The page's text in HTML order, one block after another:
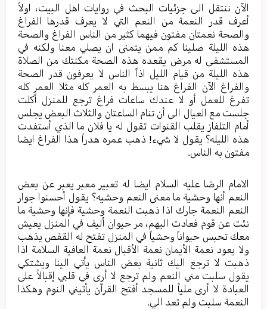
الآن ننتقل الى جزئيات البحث في روايات اهل البيت، اولاً
أعرف قدر النعمة من النعم التي لا يعرف قدرها الفراغ
والصحة نعمتان مفتون فيهما كثير من الناس الفراغ والصحة
هذه الليلة صلينا كم ممن يتمنى ان يصلي معنا ولكنه في
المستشفى له مرض يقعده هذه الصحة مكنتك من الصلاة
هذه الليلة من قيام الليل اذاً الناس لا يعرفون قدر الصحة
والفراغ الآن الفراغ هنا يبسط به العمر كله مثلا العمر كله
تفرغ للعمل أو لا عندك ساعات فراغ ترجع للمنزل أكلت
جلست مع العيال الى أن تنام الساعتان والثلاث البعض يجلس
أمام التلفاز يقلب القنوات تقول له يا فلان ما الذي أستفدت
هذه الليله؟ يقول لا شيء! ذهب عمره هدراً هذا الفراغ ايضا
مفتون به الناس.
الامام الرضا عليه السلام ايضا له تعبير معبر يعبر عن بعض
النعم أنها وحشية ما معنى النعم وحشيه؟ يقول أحسنوا جوار
النعم النعمة جارك اذا ذهبت النعمة وحشية فإنها وحشية ما
نئت عن قوم فعادت اليهم، مر حيوان أليف في المنزل يعيش
معك تحبس حيواناً وحشياً في المنزل تفتح له القفص يذهب
ولا يعود نعمة الأيمان نعمة الأقبال نعمة العافية السلامة اذا
ذهبت لا ترجع اليك ثانية بعض الناس يأتي الينا ويشتكي
يقول سلبت مني النعم ولم ترجع لا أرى في قلبي إقبالاً على
العبادة لا أرى ملياً للمسجد أفتح القرآن يأتيني النوم وهكذا
النعمة سلبت ولم تعد الي.